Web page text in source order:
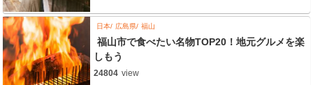
日本 広島県 福山
福山市で食べたい名物TOP20！地元グルメを楽
しもう
24804 view